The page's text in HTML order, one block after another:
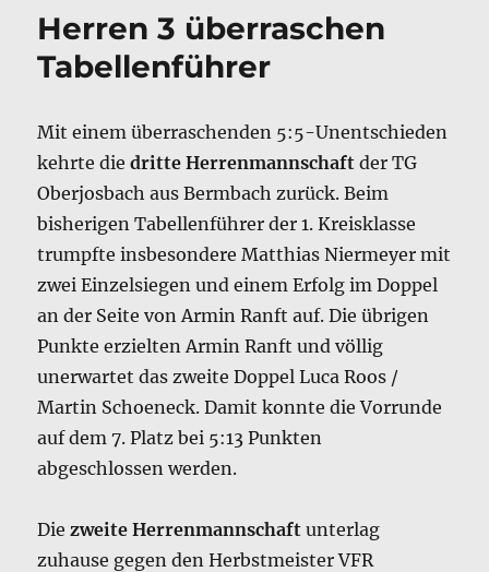
Herren 3 überraschen
Tabellenführer
Mit einem überraschenden 5:5-Unentschieden
kehrte diedritte Herrenmannschaft der TG
Oberjosbach aus Bermbach zurück. Beim
bisherigen Tabellenführer der 1. Kreisklasse
trumpfte insbesondere Matthias Niermeyer mit
zwei Einzelsiegen und einem Erfolg im Doppel
an der Seite von Armin Ranft auf. Die übrigen
Punkte erzielten Armin Ranft und völlig
unerwartet das zweite Doppel Luca Roos /
Martin Schoeneck. Damit konnte die Vorrunde
auf dem 7. Platz bei 5:13 Punkten
abgeschlossen werden.
Diezweite Herrenmannschaft unterlag
zuhause gegen den Herbstmeister VFR